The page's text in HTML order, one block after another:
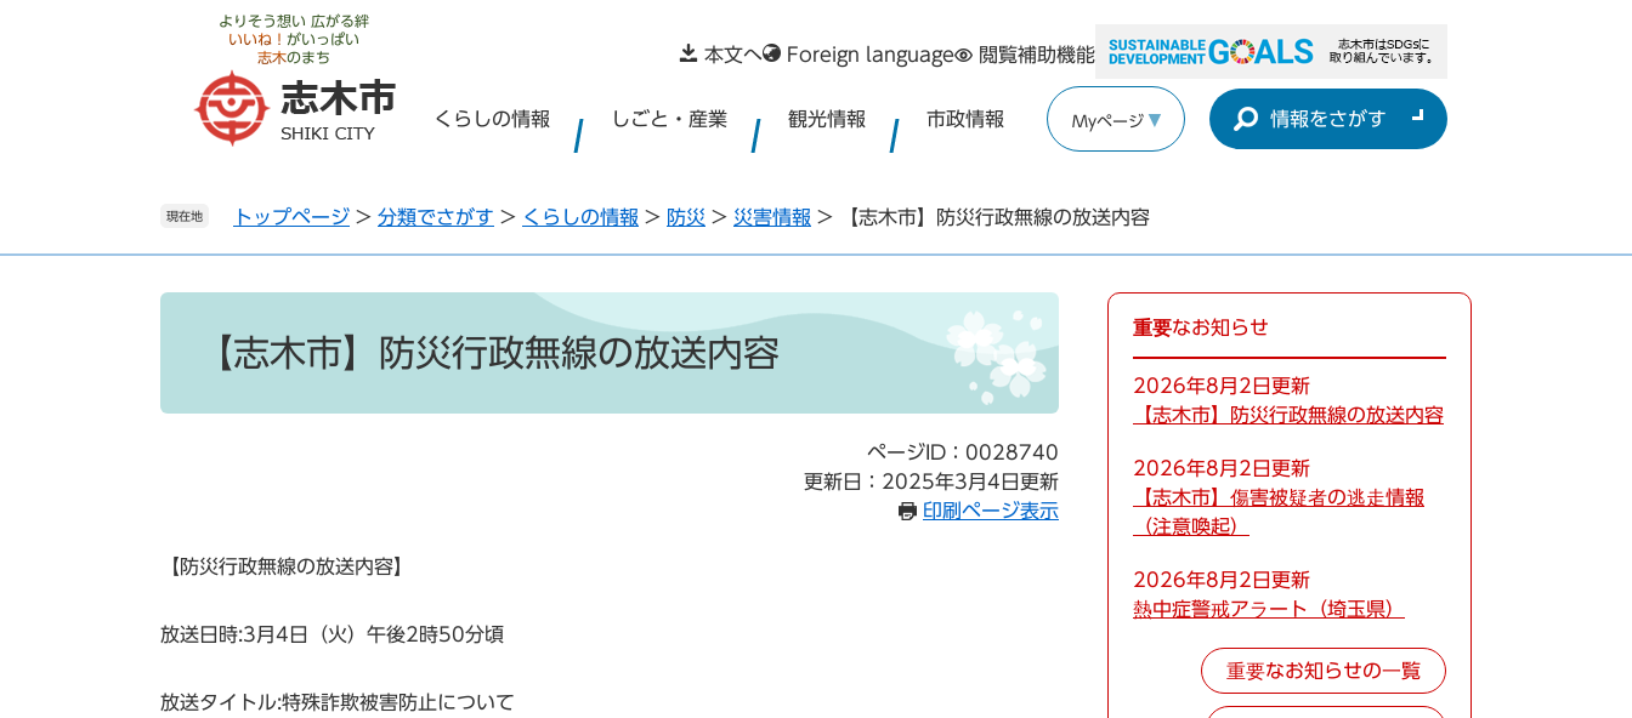
よりそう想い 広がる絆
いいね！ がいっぱい
志木のまち 本文へ Foreign language 閲覧補助機能
くらしの情報 しごと・産業 観光情報 市政情報 Myページ 情報をさがす
現在地 トップページ > 分類でさがす > くらしの情報 > 防災 > 災害情報 > 【志木市】防災行政無線の放送内容
【志木市】防災行政無線の放送内容
ページID：0028740
更新日：2025年3月4日更新
印刷ページ表示
【防災行政無線の放送内容】
放送日時:3月4日（火）午後2時50分頃
放送タイトル:特殊詐欺被害防止について
重要なお知らせ
2026年8月2日更新
【志木市】防災行政無線の放送内容
2026年8月2日更新
【志木市】傷害被疑者の逃走情報
（注意喚起）
2026年8月2日更新
熱中症警戒アラート（埼玉県）
重要なお知らせの一覧